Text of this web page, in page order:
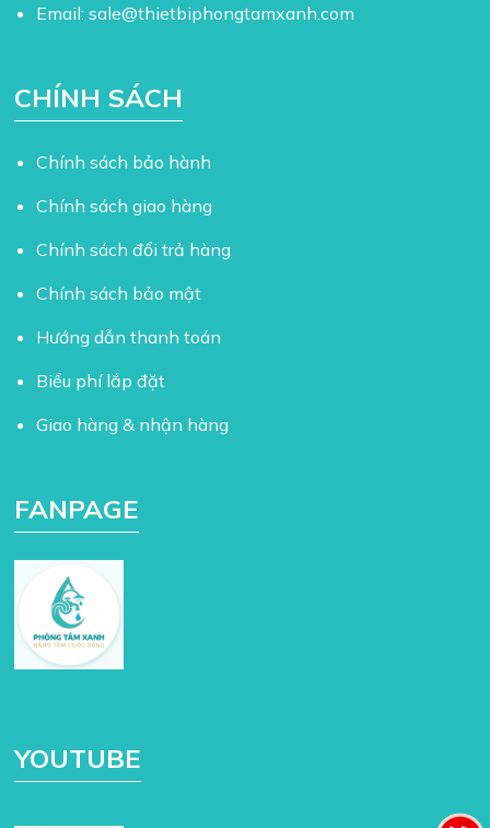
Email:sale@thietbiphongtamxanh.com
CHÍNH SÁCH
Chính sách bảo hành
Chính sách giao hàng
Chính sách đổi trả hàng
Chính sách bảo mật
Hướng dẫn thanh toán
Biểu phí lắp đặt
Giao hàng & nhận hàng
FANPAGE
YOUTUBE